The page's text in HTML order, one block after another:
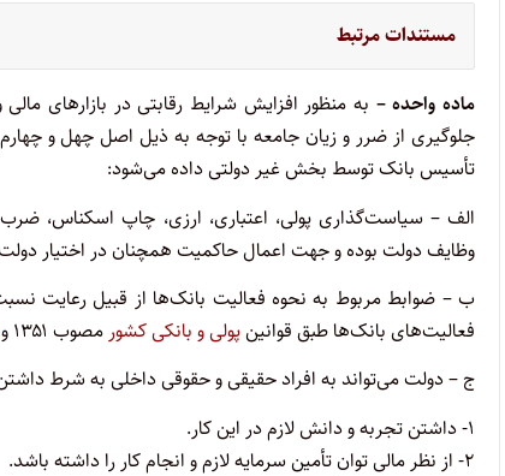
مستندات مرتبط
ماده واحده – به منظور افزایش شرایط رقابتی در بازارهای
جلوگیری از ضرر و زیان جامعه با توجه به ذیل اصل چهل و چهارم
‌تأسیس بانک توسط بخش غیر دولتی داده می‌شود: ‌
الف – سیاست‌گذاری پولی، اعتباری، ارزی، چاپ اسکناس،
وظایف دولت بوده و جهت اعمال حاکمیت همچنان در اختیار
ب – ضوابط مربوط به نحوه فعالیت بانک‌ها از قبیل رعایت
فعالیت‌های بانک‌ها طبق قوانینپولی و بانکی کشور مصوب ۱۳۵۱ و
ج – دولت می‌تواند به افراد حقیقی و حقوقی داخلی به شرط
۱- داشتن تجربه و دانش لازم در این کار.
۲- از نظر مالی توان تأمین سرمایه لازم و انجام کار را داشته باشد.